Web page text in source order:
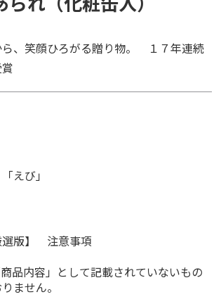
、笑顔ひろがる贈り物。 １７年連続
えび」
選版】 注意事項
品内容」として記載されていないもの
りません。